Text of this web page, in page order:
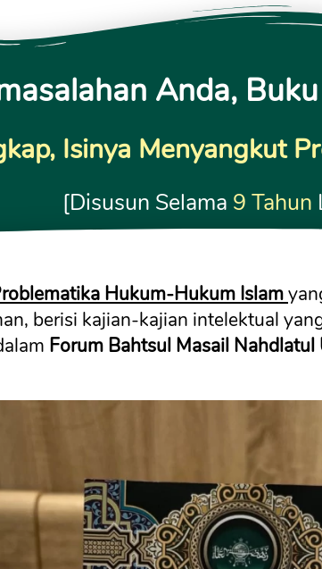
Anda,
Isinya Menyangkut
[Disusun Selama 9 Tahun
Hukum-Hukum Islam
berisi kajian-kajian intelektual
Forum Bahtsul Masail Nahdlatul